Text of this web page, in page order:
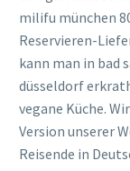
milifu münchen
Reservieren-
kann man in bad
düsseldorf
vegane Küche.
Version unserer
Reisende in